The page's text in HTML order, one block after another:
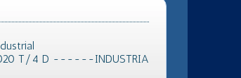
T/4 D ------INDUSTRIA